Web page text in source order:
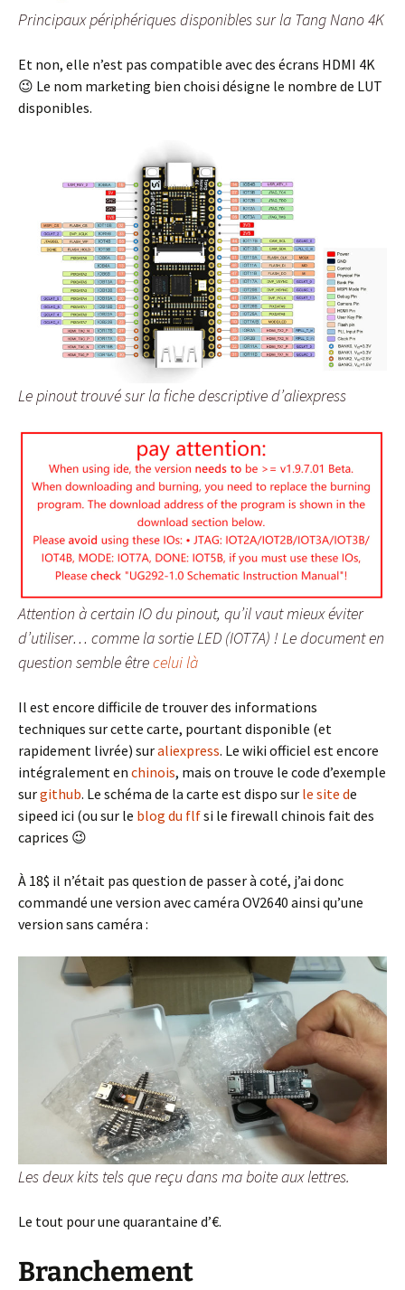
Principaux périphériques disponibles sur la Tang Nano 4K
Et non, elle n’est pas compatible avec des écrans HDMI 4K
😉 Le nom marketing bien choisi désigne le nombre de LUT
disponibles.
Le pinout trouvé sur la fiche descriptive d’aliexpress
Attention à certain IO du pinout, qu’il vaut mieux éviter
d’utiliser… comme la sortie LED (IOT7A) ! Le document en
question semble êtrecelui là
Il est encore difficile de trouver des informations
techniques sur cette carte, pourtant disponible (et
rapidement livrée) suraliexpress. Le wiki officiel est encore
intégralement en chinois, mais on trouve le code d’exemple
surgithub. Le schéma de la carte est dispo sur le site de
sipeed ici (ou sur le blog du flfsi le firewall chinois fait des
caprices 😉
À 18$ il n’était pas question de passer à coté, j’ai donc
commandé une version avec caméra OV2640 ainsi qu’une
version sans caméra :
Les deux kits tels que reçu dans ma boite aux lettres.
Le tout pour une quarantaine d’€.
Branchement